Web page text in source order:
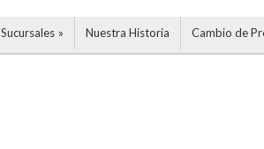
Sucursales Nuestra Historia Cambio de